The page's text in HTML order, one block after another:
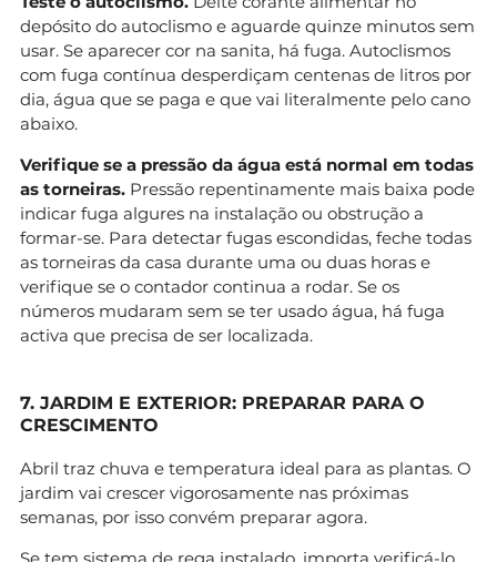
depósito do autoclismo e aguarde quinze minutos sem
usar. Se aparecer cor na sanita, há fuga. Autoclismos
com fuga contínua desperdiçam centenas de litros por
dia, água que se paga e que vai literalmente pelo cano
abaixo.
Verifique se a pressão da água está normal em todas
as torneiras. Pressão repentinamente mais baixa pode
indicar fuga algures na instalação ou obstrução a
formar-se. Para detectar fugas escondidas, feche todas
as torneiras da casa durante uma ou duas horas e
verifique se o contador continua a rodar. Se os
números mudaram sem se ter usado água, há fuga
activa que precisa de ser localizada.
7. JARDIM E EXTERIOR: PREPARAR PARA O
CRESCIMENTO
Abril traz chuva e temperatura ideal para as plantas. O
jardim vai crescer vigorosamente nas próximas
semanas, por isso convém preparar agora.
Se tem sistema de rega instalado, importa verificá-lo.